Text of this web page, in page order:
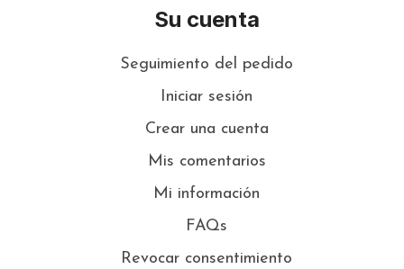
Su cuenta
Seguimiento del pedido
Iniciar sesión
Crear una cuenta
Mis comentarios
Mi información
FAQs
Revocar consentimiento